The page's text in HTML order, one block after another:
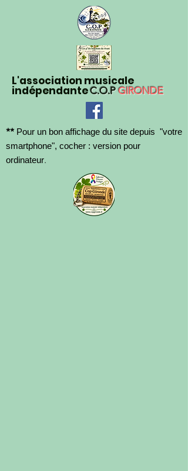
L'association musicale
indépendanteC.O.PGIRONDE
** Pour un bon affichage du site depuis "votre
smartphone", cocher : version pour
ordinateur.